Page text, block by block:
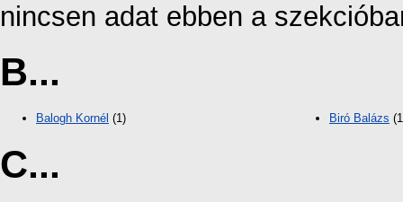
nincsen adat ebben a
B...
Balogh Kornél (1) Biró Balázs
C...